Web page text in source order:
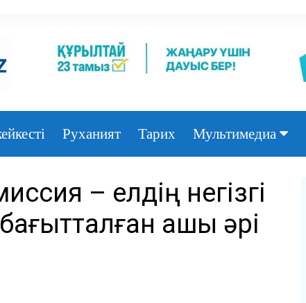
Руханият Тарих Мультимедиа
Видео
– елдің негізгі
ашық әрі